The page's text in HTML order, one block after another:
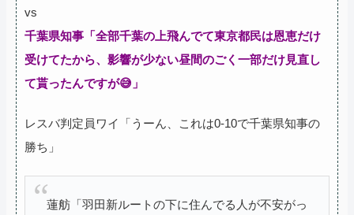
vs
千葉県知事「全部千葉の上飛んでて東京都民は恩恵だけ
受けてたから、影響が少ない昼間のごく一部だけ見直し
て貰ったんですが😅」
レスバ判定員ワイ「うーん、これは0-10で千葉県知事の
勝ち」
蓮舫「羽田新ルートの下に住んでる人が不安がっ